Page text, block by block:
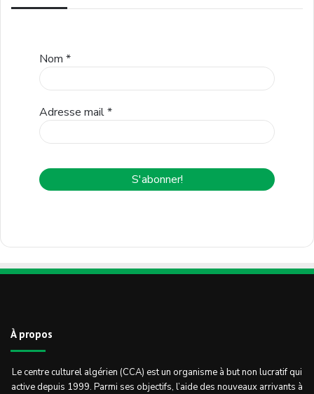
Nom *
Adresse mail*
À propos
Le centre culturel algérien (CCA) est un organisme à but non lucratif qui
active depuis 1999. Parmi ses objectifs, l’aide des nouveaux arrivants à